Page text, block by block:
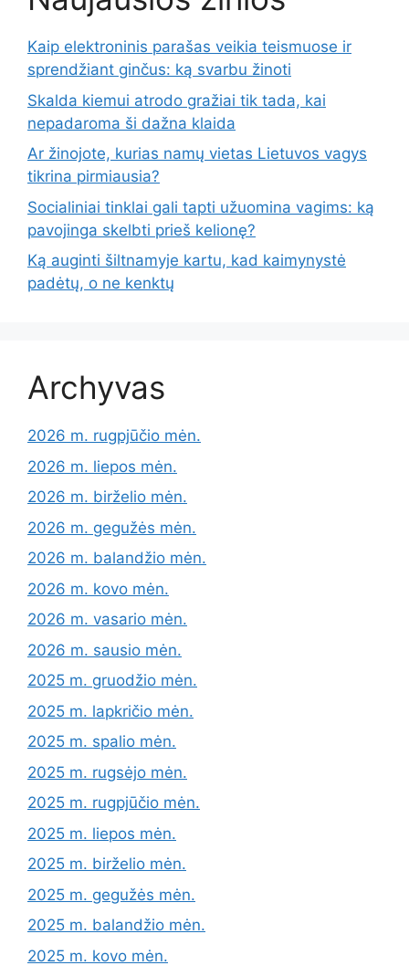
Kaip elektroninis parašas veikia teismuose ir
sprendžiant ginčus: ką svarbu žinoti
Skalda kiemui atrodo gražiai tik tada, kai
nepadaroma ši dažna klaida
Ar žinojote, kurias namų vietas Lietuvos vagys
tikrina pirmiausia?
Socialiniai tinklai gali tapti užuomina vagims: ką
pavojinga skelbti prieš kelionę?
Ką auginti šiltnamyje kartu, kad kaimynystė
padėtų, o ne kenktų
Archyvas
2026 m. rugpjūčio mėn.
2026 m. liepos mėn.
2026 m. birželio mėn.
2026 m. gegužės mėn.
2026 m. balandžio mėn.
2026 m. kovo mėn.
2026 m. vasario mėn.
2026 m. sausio mėn.
2025 m. gruodžio mėn.
2025 m. lapkričio mėn.
2025 m. spalio mėn.
2025 m. rugsėjo mėn.
2025 m. rugpjūčio mėn.
2025 m. liepos mėn.
2025 m. birželio mėn.
2025 m. gegužės mėn.
2025 m. balandžio mėn.
2025 m. kovo mėn.